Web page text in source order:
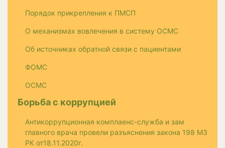
Порядок прикрепления к ПМСП
О механизмах вовлечения в систему ОСМС
Об источниках обратной связи с пациентами
ФОМС
ОСМС
Борьба с коррупцией
Антикоррупционная комплаенс-служба и зам
главного врача провели разъяснения закона 198 МЗ
РК от18.11.2020г.